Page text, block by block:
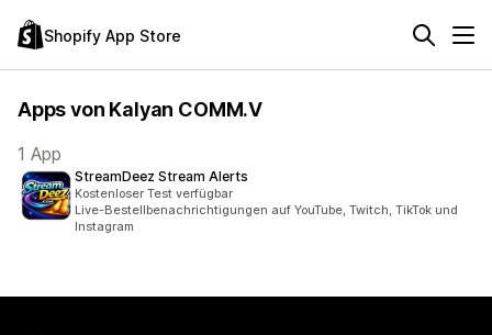
Shopify App Store
Apps von Kalyan COMM.V
1 App
StreamDeez Stream Alerts
Kostenloser Test verfügbar
Live-Bestellbenachrichtigungen auf YouTube, Twitch, TikTok und
Instagram